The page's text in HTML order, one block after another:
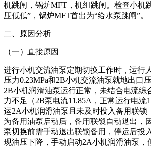
机跳闸，锅炉MFT，机组跳闸。检查小机
压低低”，锅炉MFT首出为“给水泵跳闸”。
二、原因分析
（一）直接原因
进行小机交流油泵定期切换工作时，运行
压力0.23MPa和2B小机交流油泵就地出口
2B小机润滑油泵运行正常，未结合电流综
力不足（2B泵电流11.85A，正常运行电流
运2A小机润滑油泵且未及时投入备用联锁
为备用油泵启动后，备用联锁自动退出，
泵切换前需手动退出联锁备用，停运后投
现油压下降，手动启动2A小机润滑油泵，